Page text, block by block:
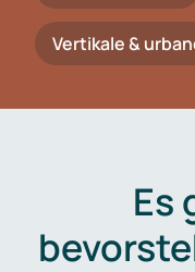
Vertikale &
Es